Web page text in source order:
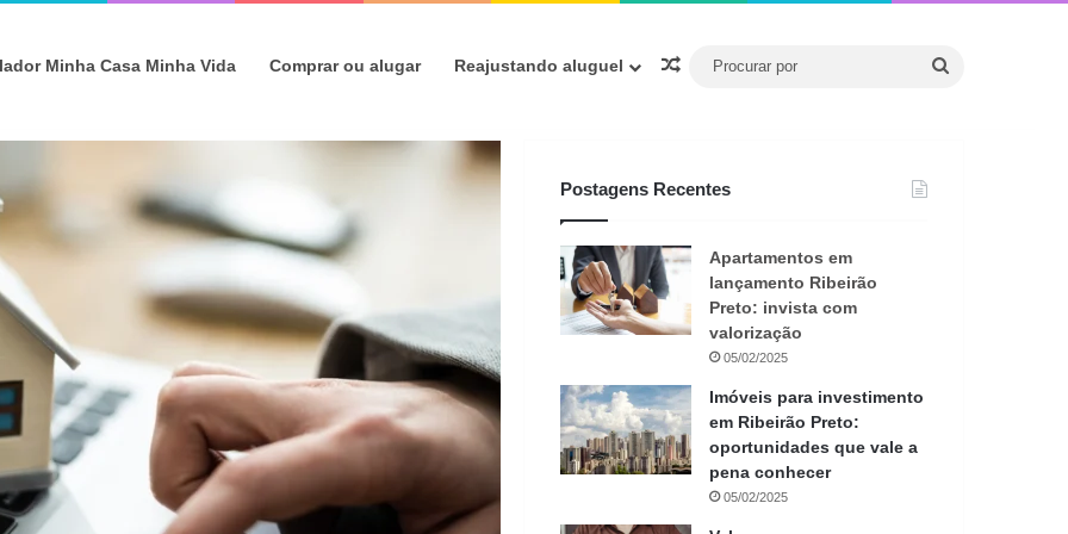
Minha Casa Minha Vida Comprar ou alugar Reajustando aluguel Artigo aleatório
Postagens Recentes
Apartamentos em
lançamento Ribeirão
Preto: invista com
valorização
05/02/2025
Imóveis para investimento
em Ribeirão Preto:
oportunidades que vale a
pena conhecer
05/02/2025